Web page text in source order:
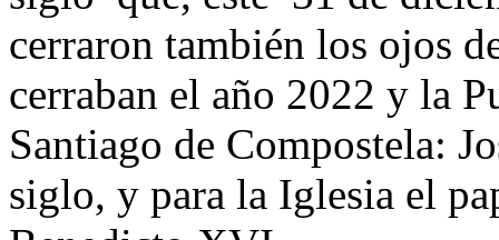
cerraron también los ojos
cerraban el año 2022 y la
Santiago de Compostela:
siglo, y para la Iglesia el